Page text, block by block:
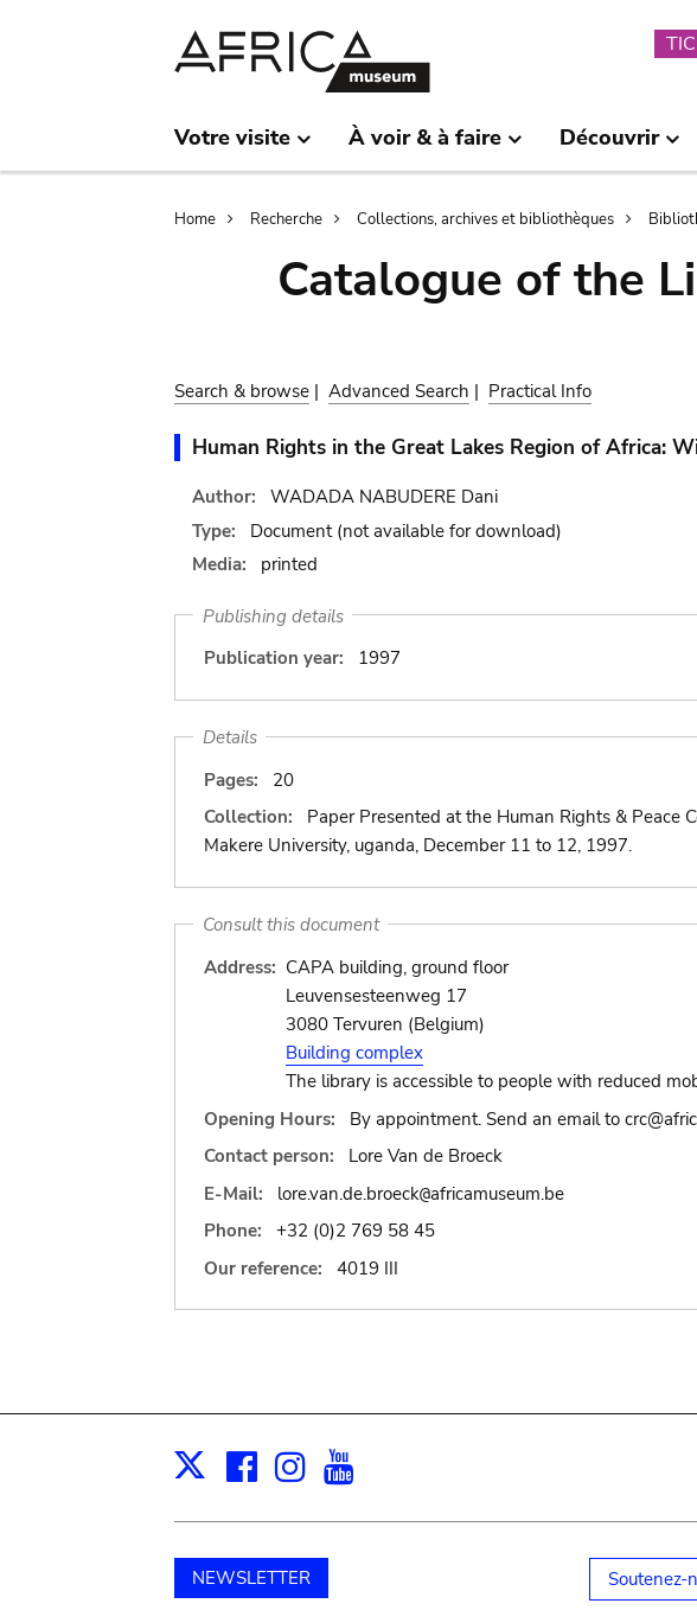
Votre visite À voir & à faire Découvrir
Breadcrumb
Home Recherche Collections, archives et bibliothèques
Catalogue of the
Search & browse | Advanced Search | Practical Info
Human Rights in the Great Lakes Region of Africa:
Author:
WADADA NABUDERE Dani
Type:
Document (not available for download)
Media:
printed
Publishing details
Publication year:
1997
Details
Pages:
20
Collection:
Paper Presented at the Human Rights & Peace
Makere University, uganda, December 11 to 12, 1997.
Consult this document
Address: CAPA building, ground floor
Leuvensesteenweg 17
3080 Tervuren (Belgium)
Building complex
The library is accessible to people with reduced
Opening Hours:
By appointment. Send an email to
Contact person:
Lore Van de Broeck
E-Mail:
lore.van.de.broeck@africamuseum.be
Phone:
+32 (0)2 769 58 45
Our reference:
4019 III
X Facebook
Instagram
NEWSLETTER Soutenez-